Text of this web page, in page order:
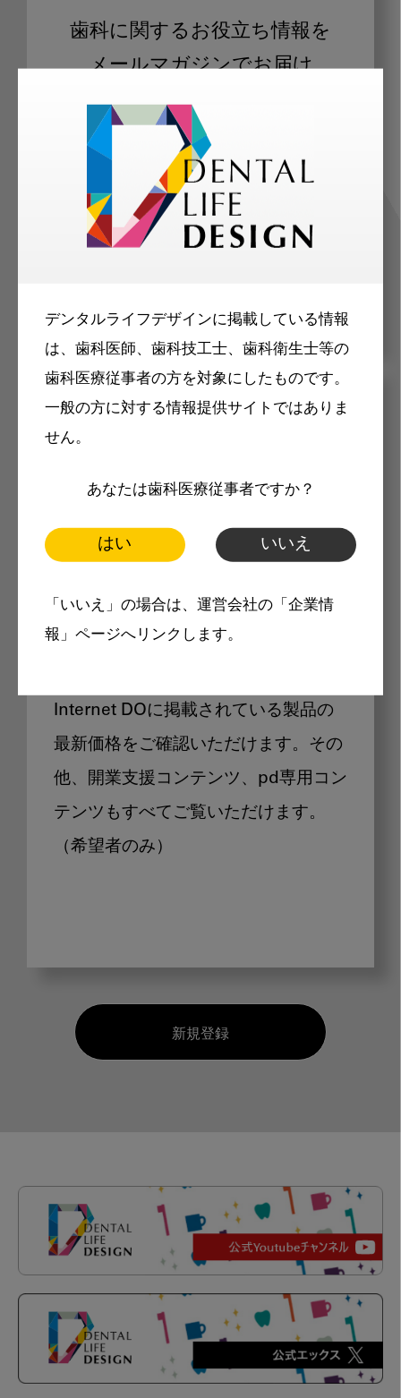
デンタルライフデザインに掲載している情報
は、歯科医師、歯科技工士、歯科衛生士等の
歯科医療従事者の方を対象にしたものです。
一般の方に対する情報提供サイトではありま
せん。
あなたは歯科医療従事者ですか？
はい いいえ
「いいえ」の場合は、運営会社の「企業情
報」ページへリンクします。
歯科に関するお役立ち情報を
メールマガジンでお届け
ご登録いただいた職種（歯科医師、歯
科衛生士、歯科技工士）に合わせた内
容のメールマガジンをお届けします。
メリット
製品価格も閲覧可能
Internet DOに掲載されている製品の
最新価格をご確認いただけます。その
他、開業支援コンテンツ、pd専用コン
テンツもすべてご覧いただけます。
（希望者のみ）
新規登録